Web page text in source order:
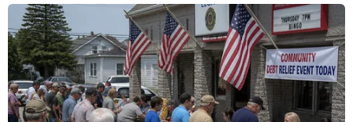
07/08/2026 22:58
HLV Kim Sang-sik: 'Tôi mong Đình
Bắc vươn xa hơn tầm Đông Nam Á'
07/08/2026 16:54